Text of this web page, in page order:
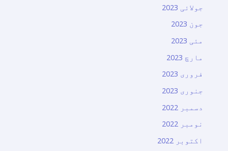
جولائی 2023
جون 2023
مئی 2023
مارچ 2023
فروری 2023
جنوری 2023
دسمبر 2022
نومبر 2022
اکتوبر 2022